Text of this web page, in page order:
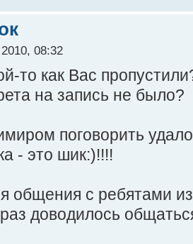
08:32
то как Вас
на запись не было?
поговорить
- это шик:)!!!!
общения с ребятами
доводилось